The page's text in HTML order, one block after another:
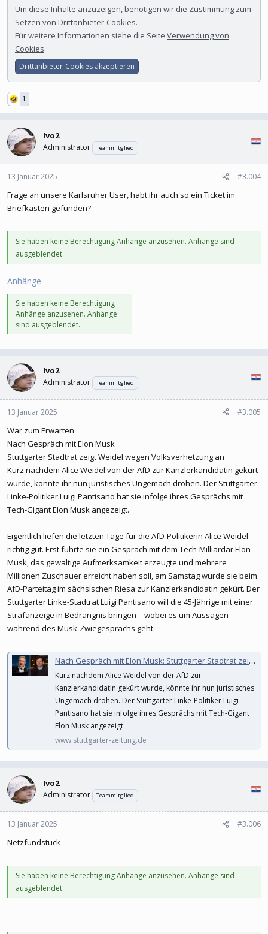
Um diese Inhalte anzuzeigen, benötigen wir die Zustimmung zum
Setzen von Drittanbieter-Cookies.
Für weitere Informationen siehe die Seite Verwendung von
Cookies.
Drittanbieter-Cookies akzeptieren
1
Ivo2
Administrator Teammitglied
13 Januar 2025 #3.004
Frage an unsere Karlsruher User, habt ihr auch so ein Ticket im
Briefkasten gefunden?
Sie haben keine Berechtigung Anhänge anzusehen. Anhänge sind
ausgeblendet.
Anhänge
Sie haben keine Berechtigung
Anhänge anzusehen. Anhänge
sind ausgeblendet.
Ivo2
Administrator Teammitglied
13 Januar 2025 #3.005
War zum Erwarten
Nach Gespräch mit Elon Musk
Stuttgarter Stadtrat zeigt Weidel wegen Volksverhetzung an
Kurz nachdem Alice Weidel von der AfD zur Kanzlerkandidatin gekürt
wurde, könnte ihr nun juristisches Ungemach drohen. Der Stuttgarter
Linke-Politiker Luigi Pantisano hat sie infolge ihres Gesprächs mit
Tech-Gigant Elon Musk angezeigt.
Eigentlich liefen die letzten Tage für die AfD-Politikerin Alice Weidel
richtig gut. Erst führte sie ein Gespräch mit dem Tech-Milliardär Elon
Musk, das gewaltige Aufmerksamkeit erzeugte und mehrere
Millionen Zuschauer erreicht haben soll, am Samstag wurde sie beim
AfD-Parteitag im sächsischen Riesa zur Kanzlerkandidatin gekürt. Der
Stuttgarter Linke-Stadtrat Luigi Pantisano will die 45-Jährige mit einer
Strafanzeige in Bedrängnis bringen – wobei es um Aussagen
während des Musk-Zwiegesprächs geht.
Nach Gespräch mit Elon Musk: Stuttgarter Stadtrat zeigt Weidel wegen Volksverhetzung an
Kurz nachdem Alice Weidel von der AfD zur
Kanzlerkandidatin gekürt wurde, könnte ihr nun juristisches
Ungemach drohen. Der Stuttgarter Linke-Politiker Luigi
Pantisano hat sie infolge ihres Gesprächs mit Tech-Gigant
Elon Musk angezeigt.
www.stuttgarter-zeitung.de
Ivo2
Administrator Teammitglied
13 Januar 2025 #3.006
Netzfundstück
Sie haben keine Berechtigung Anhänge anzusehen. Anhänge sind
ausgeblendet.